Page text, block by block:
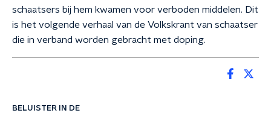
BELUISTER IN DE
schaatsers bij hem kwamen voor verboden middelen. Dit
is het volgende verhaal van de Volkskrant van schaatser
die in verband worden gebracht met doping.